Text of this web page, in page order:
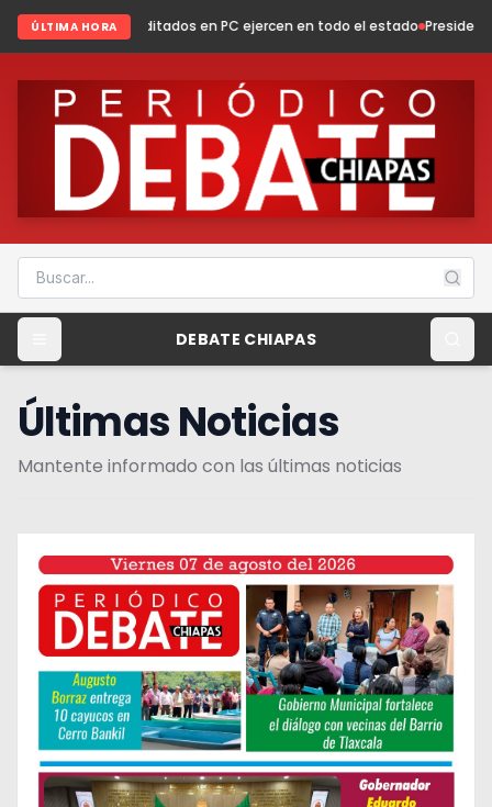
ÚLTIMA HORA
en PC ejercen en todo el estado Presidenta Fabiola Ricci
DEBATE CHIAPAS
Últimas Noticias
Mantente informado con las últimas noticias